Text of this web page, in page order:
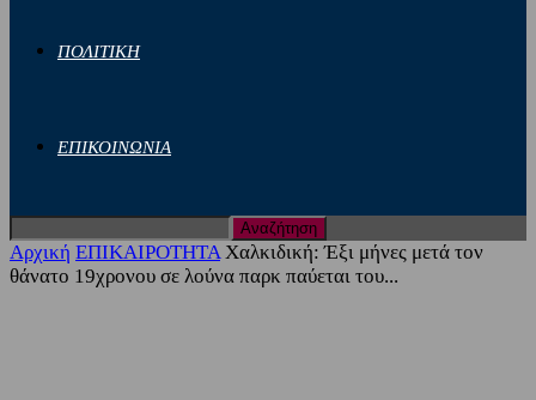
ΠΟΛΙΤΙΚΗ
ΕΠΙΚΟΙΝΩΝΙΑ
Αρχική ΕΠΙΚΑΙΡΟΤΗΤΑ Χαλκιδική: Έξι μήνες μετά τον
θάνατο 19χρονου σε λούνα παρκ παύεται του...